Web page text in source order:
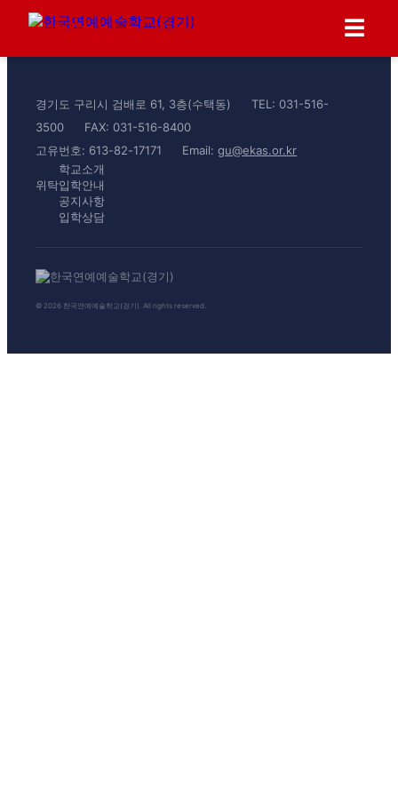
☰
경기도 구리시 검배로 61, 3층(수택동)
TEL: 031-516-
3500
FAX: 031-516-8400
고유번호: 613-82-17171
Email:gu@ekas.or.kr
학교소개
위탁입학안내
공지사항
입학상담
© 2026 한국연예예술학교(경기). All rights reserved.